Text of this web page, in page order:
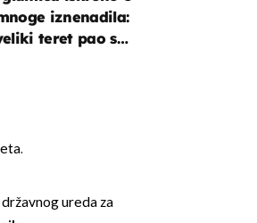
iznenadila:
teret pao s
ureda za